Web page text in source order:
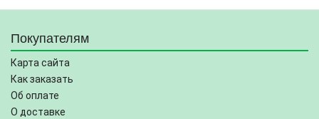
Покупателям
Карта сайта
Как заказать
Об оплате
О доставке